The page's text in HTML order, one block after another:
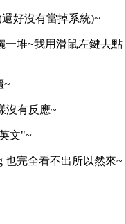
好沒有當掉系統)~
一堆~我用滑鼠左鍵去點
~
沒有反應~
文"~
完全看不出所以然來~